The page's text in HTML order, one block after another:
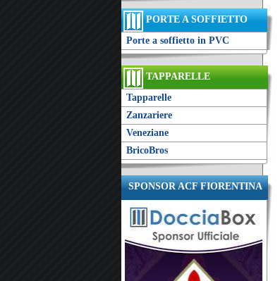
PORTE A SOFFIETTO
Porte a soffietto in PVC
TAPPARELLE
Tapparelle
Zanzariere
Veneziane
BricoBros
SPONSOR ACF FIORENTINA